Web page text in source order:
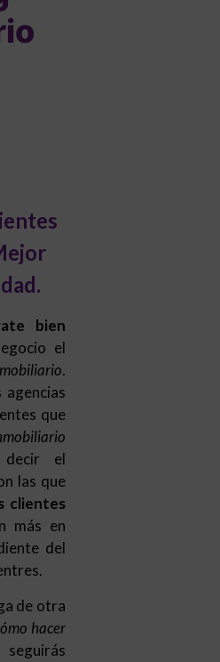
bien
el
.
que
el
las que
clientes
más en
del
de otra
hacer
seguirás